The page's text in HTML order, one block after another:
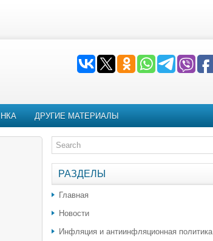
ДРУГИЕ МАТЕРИАЛЫ
РАЗДЕЛЫ
Главная
Новости
Инфляция и антиинфляционная политика